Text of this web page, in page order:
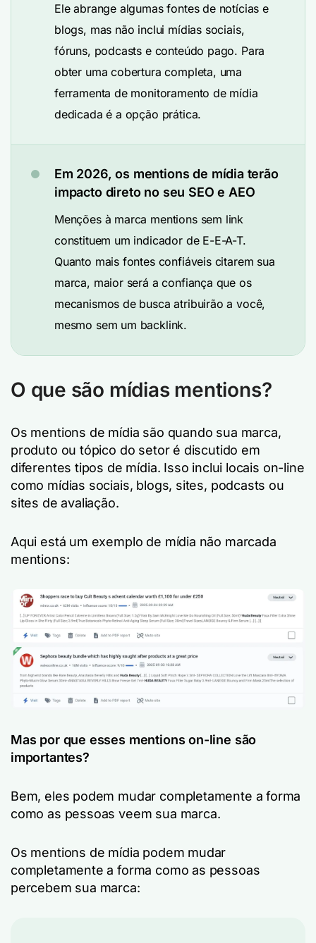
Ele abrange algumas fontes de notícias e
blogs, mas não inclui mídias sociais,
fóruns, podcasts e conteúdo pago. Para
obter uma cobertura completa, uma
ferramenta de monitoramento de mídia
dedicada é a opção prática.
Em 2026, os mentions de mídia terão
impacto direto no seu SEO e AEO
Menções à marca mentions sem link
constituem um indicador de E-E-A-T.
Quanto mais fontes confiáveis citarem sua
marca, maior será a confiança que os
mecanismos de busca atribuirão a você,
mesmo sem um backlink.
O que são mídias mentions?
Os mentions de mídia são quando sua marca,
produto ou tópico do setor é discutido em
diferentes tipos de mídia. Isso inclui locais on-line
como mídias sociais, blogs, sites, podcasts ou
sites de avaliação.
Aqui está um exemplo de mídia não marcada
mentions:
Mas por que esses mentions on-line são
importantes?
Bem, eles podem mudar completamente a forma
como as pessoas veem sua marca.
Os mentions de mídia podem mudar
completamente a forma como as pessoas
percebem sua marca: